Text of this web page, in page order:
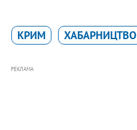
КРИМ ХАБАРНИЦТВО
РЕКЛАМА